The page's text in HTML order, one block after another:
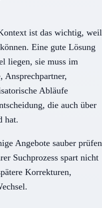
ist das wichtig, weil
Eine gute Lösung
liegen, sie muss im
Abläufe
die auch über
hat.
Angebote sauber prüfen
Suchprozess spart nicht
Korrekturen,